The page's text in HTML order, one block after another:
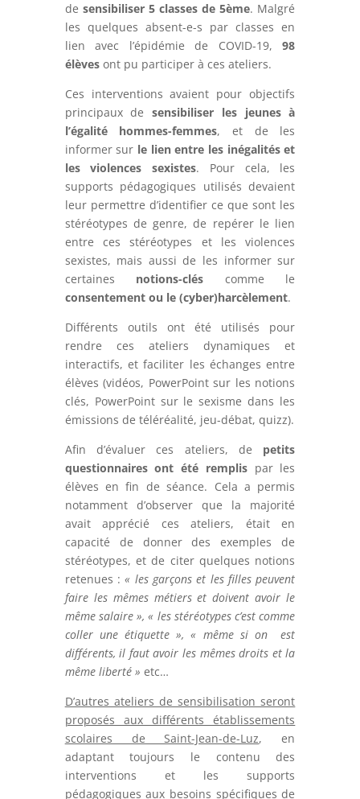
de sensibiliser 5 classes de 5ème. Malgré
les quelques absent-e-s par classes en
lien avec l’épidémie de COVID-19,98
élèvesont pu participer à ces ateliers.
Ces interventions avaient pour objectifs
principaux desensibiliser les jeunes à
l’égalité hommes-femmes, et de les
informer sur le lien entre les inégalités et
les violences sexistes. Pour cela, les
supports pédagogiques utilisés devaient
leur permettre d’identifier ce que sont les
stéréotypes de genre, de repérer le lien
entre ces stéréotypes et les violences
sexistes, mais aussi de les informer sur
certaines notions-clés comme le
consentement ou le (cyber)harcèlement.
Différents outils ont été utilisés pour
rendre ces ateliers dynamiques et
interactifs, et faciliter les échanges entre
élèves (vidéos, PowerPoint sur les notions
clés, PowerPoint sur le sexisme dans les
émissions de téléréalité, jeu-débat, quizz).
Afin d’évaluer ces ateliers, de petits
questionnaires ont été remplispar les
élèves en fin de séance. Cela a permis
notamment d’observer que la majorité
avait apprécié ces ateliers, était en
capacité de donner des exemples de
stéréotypes, et de citer quelques notions
retenues :« les garçons et les filles peuvent
faire les mêmes métiers et doivent avoir le
même salaire », « les stéréotypes c’est comme
coller une étiquette », « même si on
est
différents, il faut avoir les mêmes droits et la
même liberté » etc…
D’autres ateliers de sensibilisation seront
proposés aux différents établissements
scolaires de Saint-Jean-de-Luz, en
adaptant toujours le contenu des
interventions et les supports
pédagogiques aux besoins spécifiques de